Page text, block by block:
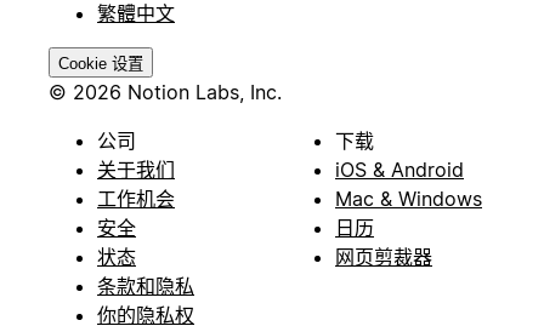
繁體中文
Cookie 设置
© 2026 Notion Labs, Inc.
公司
关于我们
工作机会
安全
状态
条款和隐私
你的隐私权
下载
iOS & Android
Mac & Windows
日历
网页剪裁器